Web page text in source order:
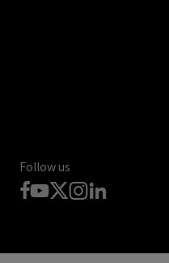
Follow us